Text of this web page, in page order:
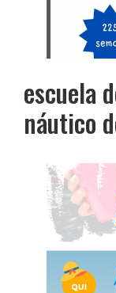
escuela
náutico